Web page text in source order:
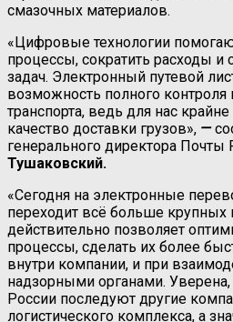
смазочных материалов.
«Цифровые технологии
процессы, сократить расходы и
задач. Электронный путевой
возможность полного
транспорта, ведь для нас
качество доставки грузов», —
генерального директора Почты
Тушаковский.
«Сегодня на электронные
переходит всё больше крупных
действительно позволяет
процессы, сделать их более
внутри компании, и при
надзорными органами.
России последуют другие
логистического комплекса, а